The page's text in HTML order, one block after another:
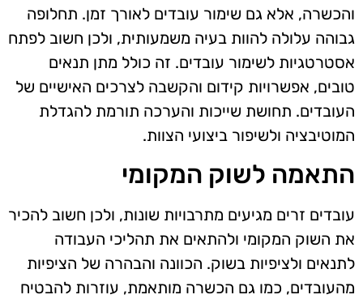
והכשרה, אלא גם שימור עובדים לאורך זמן. תחלופה
גבוהה עלולה להוות בעיה משמעותית, ולכן חשוב לפתח
אסטרטגיות לשימור עובדים. זה כולל מתן תנאים
טובים, אפשרויות קידום והקשבה לצרכים האישיים של
העובדים. תחושת שייכות והערכה תורמת להגדלת
המוטיבציה ולשיפור ביצועי הצוות.
התאמה לשוק המקומי
עובדים זרים מגיעים מתרבויות שונות, ולכן חשוב להכיר
את השוק המקומי ולהתאים את תהליכי העבודה
לתנאים ולציפיות בשוק. הכוונה והבהרה של הציפיות
מהעובדים, כמו גם הכשרה מותאמת, עוזרות להבטיח